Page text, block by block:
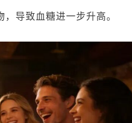
导致血糖进一步升高。